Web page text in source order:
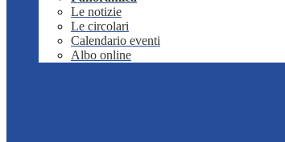
Le notizie
Le circolari
Calendario eventi
Albo online